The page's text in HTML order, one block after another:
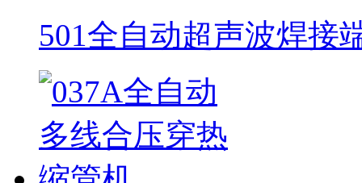
501全自动超声波焊接